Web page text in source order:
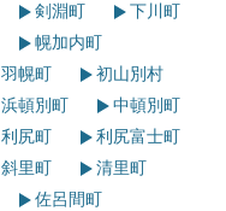
剣淵町
下川町
幌加内町
羽幌町
初山別村
浜頓別町
中頓別町
利尻町
利尻富士町
斜里町
清里町
佐呂間町